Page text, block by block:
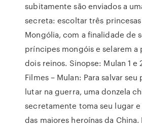
subitamente são enviados a
secreta: escoltar três
Mongólia, com a finalidade de
príncipes mongóis e selarem a
dois reinos. Sinopse: Mulan 1 e
Filmes – Mulan: Para salvar
lutar na guerra, uma donzela
secretamente toma seu lugar e
das maiores heroínas da China.